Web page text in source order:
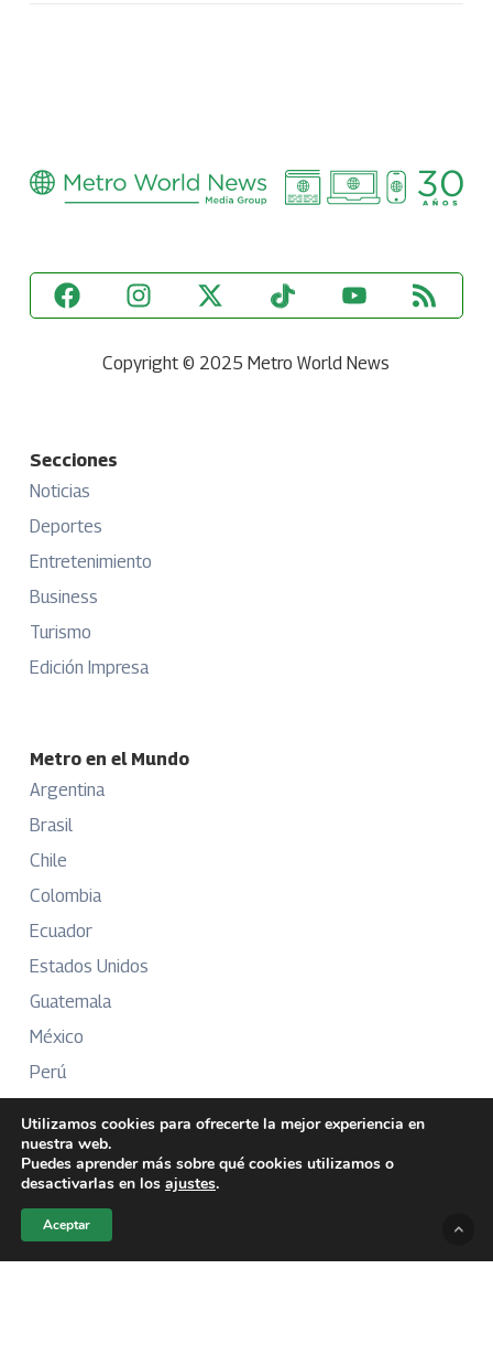
Copyright © 2025 Metro World News
Secciones
Noticias
Deportes
Entretenimiento
Business
Turismo
Edición Impresa
Metro en el Mundo
Argentina
Brasil
Chile
Colombia
Ecuador
Estados Unidos
Guatemala
México
Perú
Más Información
Sobre Nosotros
Directorio
Utilizamos cookies para ofrecerte la mejor experiencia en
nuestra web.
Puedes aprender más sobre qué cookies utilizamos o
desactivarlas en los ajustes.
Aceptar